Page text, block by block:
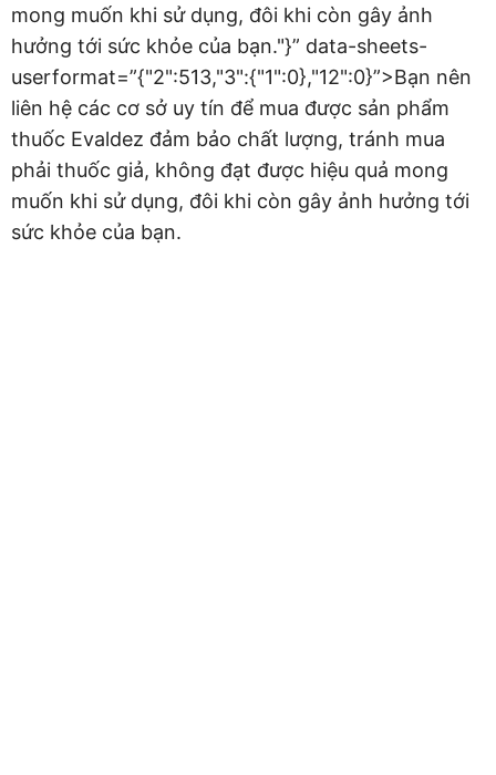
mong muốn khi sử dụng, đôi khi còn gây ảnh
hưởng tới sức khỏe của bạn."}” data-sheets-
userformat=”{"2":513,"3":{"1":0},"12":0}”>Bạn nên
liên hệ các cơ sở uy tín để mua được sản phẩm
thuốc Evaldez đảm bảo chất lượng, tránh mua
phải thuốc giả, không đạt được hiệu quả mong
muốn khi sử dụng, đôi khi còn gây ảnh hưởng tới
sức khỏe của bạn.